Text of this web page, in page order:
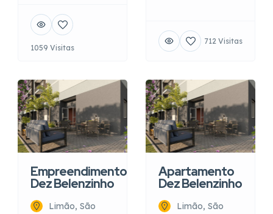
1059 Visitas
712 Visitas
Empreendimento
Dez Belenzinho
Limão, São
Apartamento
Dez Belenzinho
Limão, São